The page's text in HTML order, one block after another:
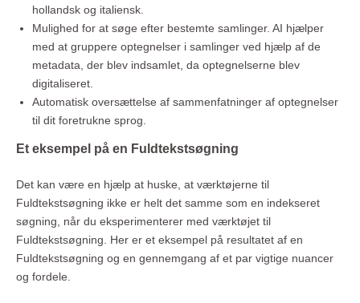
hollandsk og italiensk.
Mulighed for at søge efter bestemte samlinger. AI hjælper
med at gruppere optegnelser i samlinger ved hjælp af de
metadata, der blev indsamlet, da optegnelserne blev
digitaliseret.
Automatisk oversættelse af sammenfatninger af optegnelser
til dit foretrukne sprog.
Et eksempel på en Fuldtekstsøgning
Det kan være en hjælp at huske, at værktøjerne til
Fuldtekstsøgning ikke er helt det samme som en indekseret
søgning, når du eksperimenterer med værktøjet til
Fuldtekstsøgning. Her er et eksempel på resultatet af en
Fuldtekstsøgning og en gennemgang af et par vigtige nuancer
og fordele.